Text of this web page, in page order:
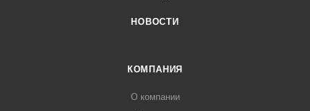
НОВОСТИ
КОМПАНИЯ
О компании